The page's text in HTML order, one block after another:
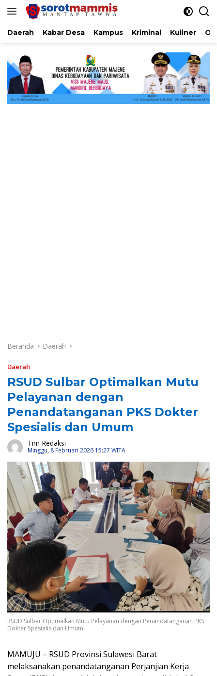
Langsung
Daerah Kabar Desa Kampus Kriminal Kuliner
Beranda Daerah
Daerah
RSUD Sulbar Optimalkan Mutu
Pelayanan dengan
Penandatanganan PKS Dokter
Spesialis dan Umum
Tim Redaksi
Minggu, 8 Februari 2026 15:27 WITA
RSUD Sulbar Optimalkan Mutu Pelayanan dengan Penandatanganan PKS
Dokter Spesialis dan Umum
MAMUJU – RSUD Provinsi Sulawesi Barat
melaksanakan penandatanganan Perjanjian Kerja